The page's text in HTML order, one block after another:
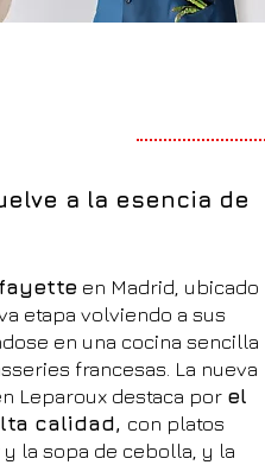
a la esencia de
en Madrid, ubicado
etapa volviendo a sus
en una cocina sencilla
francesas. La nueva
Leparoux destaca por el
calidad, con platos
la sopa de cebolla, y la